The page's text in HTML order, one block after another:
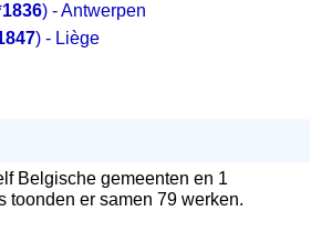
1836) - Antwerpen
) - Liège
Belgische gemeenten en 1
toonden er samen 79 werken.